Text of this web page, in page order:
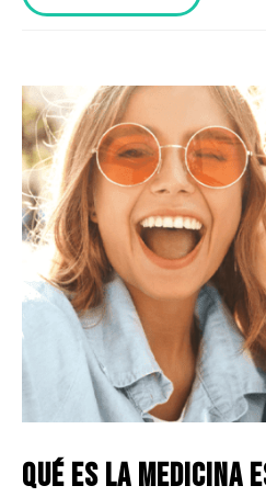
Qué es la medicina